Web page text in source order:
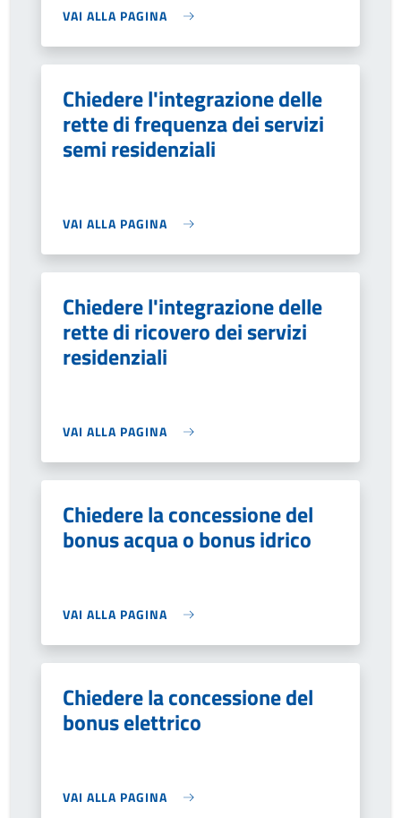
VAI ALLA PAGINA
Chiedere l'integrazione delle
rette di frequenza dei servizi
semi residenziali
VAI ALLA PAGINA
Chiedere l'integrazione delle
rette di ricovero dei servizi
residenziali
VAI ALLA PAGINA
Chiedere la concessione del
bonus acqua o bonus idrico
VAI ALLA PAGINA
Chiedere la concessione del
bonus elettrico
VAI ALLA PAGINA